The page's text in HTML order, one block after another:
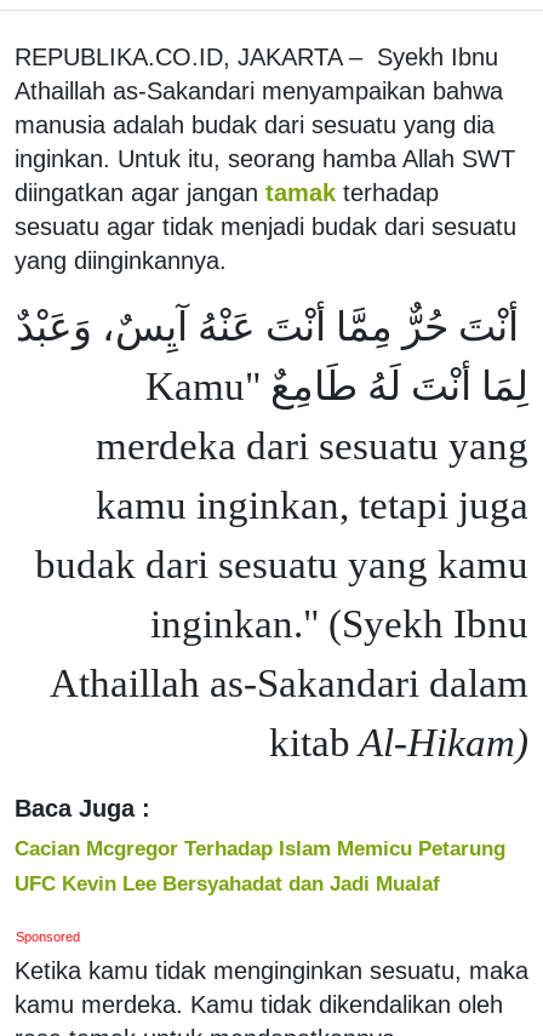
REPUBLIKA.CO.ID, JAKARTA – Syekh Ibnu
Athaillah as-Sakandari menyampaikan bahwa
manusia adalah budak dari sesuatu yang dia
inginkan. Untuk itu, seorang hamba Allah SWT
diingatkan agar jangan tamak terhadap
sesuatu agar tidak menjadi budak dari sesuatu
yang diinginkannya.
أنْتَ حُرٌّ مِمَّا أنْتَ عَنْهُ آيِسٌ، وَعَبْدٌ
لِمَا أنْتَ لَهُ طَامِعٌ "Kamu
merdeka dari sesuatu yang
kamu inginkan, tetapi juga
budak dari sesuatu yang kamu
inginkan." (Syekh Ibnu
Athaillah as-Sakandari dalam
kitabAl-Hikam)
Baca Juga :
Cacian Mcgregor Terhadap Islam Memicu Petarung
UFC Kevin Lee Bersyahadat dan Jadi Mualaf
Sponsored
Ketika kamu tidak menginginkan sesuatu, maka
kamu merdeka. Kamu tidak dikendalikan oleh